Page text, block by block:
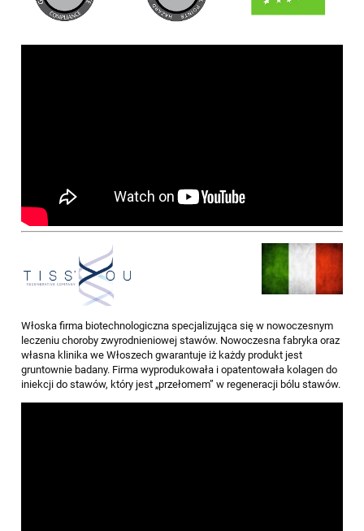
Włoska firma biotechnologiczna specjalizująca się w nowoczesnym
leczeniu choroby zwyrodnieniowej stawów. Nowoczesna fabryka oraz
własna klinika we Włoszech gwarantuje iż każdy produkt jest
gruntownie badany. Firma wyprodukowała i opatentowała kolagen do
iniekcji do stawów, który jest „przełomem” w regeneracji bólu stawów.